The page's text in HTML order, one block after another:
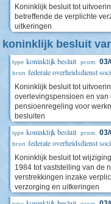
Koninklijk besluit tot
betreffende de verplichte
uitkeringen
koninklijk besluit
type koninklijk besluit prom.
bron federale overheidsdienst
Koninklijk besluit tot
overlevingspensioen en
pensioenregeling voor
besluiten
type koninklijk besluit prom.
bron federale overheidsdienst
Koninklijk besluit tot
1984 tot vaststelling van de
verstrekkingen inzake
verzorging en uitkeringen